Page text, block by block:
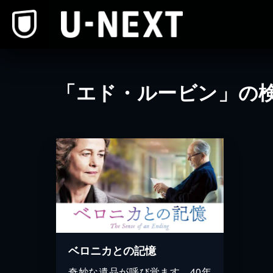
「エド・ルービン」の
ベロニカとの記憶